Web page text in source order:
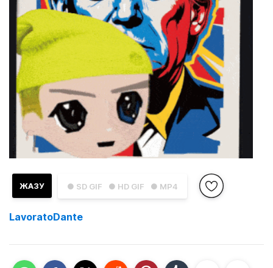
● SD GIF ● HD GIF ● MP4
ЖАЗУ
LavoratoDante